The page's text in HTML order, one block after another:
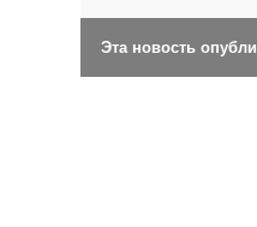
Эта новость